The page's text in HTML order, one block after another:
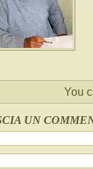
You
UN